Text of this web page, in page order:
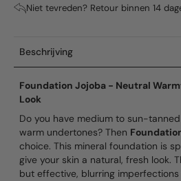
Niet tevreden? Retour binnen 14
Beschrijving
Foundation Jojoba - Neutral
Look
Do you have medium to sun-
warm undertones? Then
choice. This mineral foundation is
give your skin a natural, fresh look.
but effective, blurring